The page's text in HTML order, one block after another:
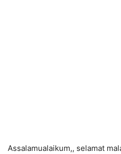
Assalamualaikum,, selamat